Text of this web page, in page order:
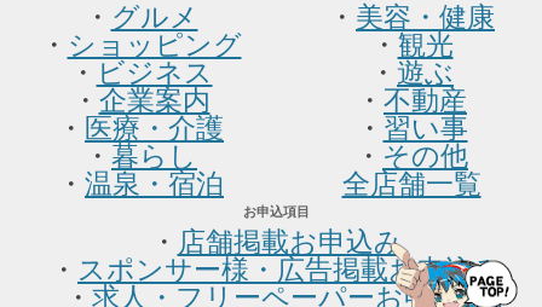
・ グルメ
・ ショッピング
・ ビジネス
・ 企業案内
・ 医療・介護
・ 暮らし
・ 温泉・宿泊
・ 美容・健康
・ 観光
・ 遊ぶ
・ 不動産
・ 習い事
・ その他
全店舗一覧
お申込項目
・ 店舗掲載お申込み
・ スポンサー様・広告掲載お申込み
・ 求人・フリーペーパーお申込み